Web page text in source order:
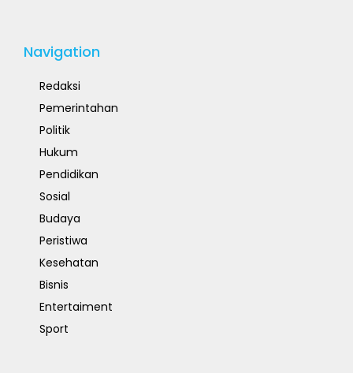
Navigation
Redaksi
Pemerintahan
Politik
Hukum
Pendidikan
Sosial
Budaya
Peristiwa
Kesehatan
Bisnis
Entertaiment
Sport